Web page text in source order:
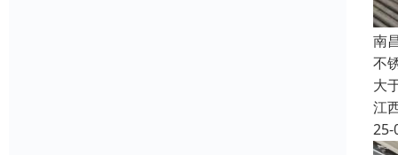
南
不
大
江
25-